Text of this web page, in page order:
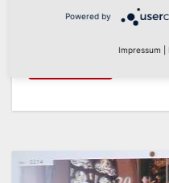
Wiebelsheidestraße zu
Unbekannte Täter
Powered by
Impressum